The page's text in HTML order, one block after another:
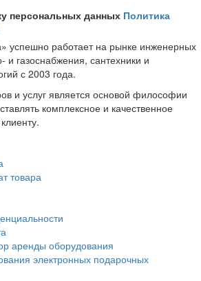
персональных данных Политика
успешно работает на рынке инженерных
и газоснабжения, сантехники и
с 2003 года.
и услуг является основой философии
комплексное и качественное
товара
аренды оборудования
электронных подарочных